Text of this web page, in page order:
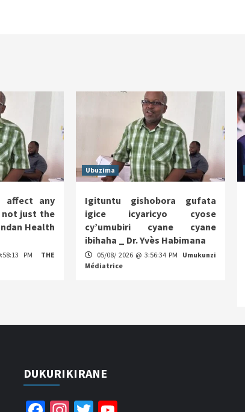
affect any
just the
Health
PM
THE
Ubuzima
Igituntu gishobora gufata
igice icyaricyo cyose
cy’umubiri cyane cyane
ibihaha _ Dr. Yvès Habimana
05/08/ 2026 @ 3:56:34 PM
Umukunzi
Médiatrice
DUKURIKIRANE